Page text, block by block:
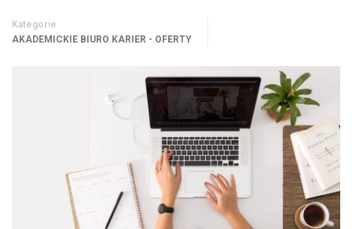
Kategorie
AKADEMICKIE BIURO KARIER - OFERTY